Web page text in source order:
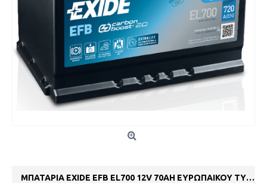
ΜΠΑΤΑΡΙΑ EXIDE EFB EL700 12V 70AH ΕΥΡΩΠΑΙΚΟΥ ΤΥΠΟΥ